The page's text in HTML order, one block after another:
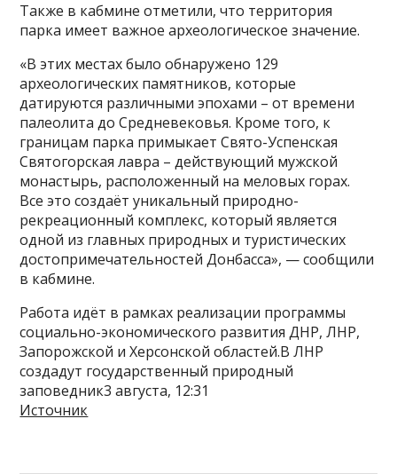
Также в кабмине отметили, что территория
парка имеет важное археологическое значение.
«В этих местах было обнаружено 129
археологических памятников, которые
датируются различными эпохами – от времени
палеолита до Средневековья. Кроме того, к
границам парка примыкает Свято-Успенская
Святогорская лавра – действующий мужской
монастырь, расположенный на меловых горах.
Все это создаёт уникальный природно-
рекреационный комплекс, который является
одной из главных природных и туристических
достопримечательностей Донбасса», — сообщили
в кабмине.
Работа идёт в рамках реализации программы
социально-экономического развития ДНР, ЛНР,
Запорожской и Херсонской областей.В ЛНР
создадут государственный природный
заповедник3 августа, 12:31
Источник